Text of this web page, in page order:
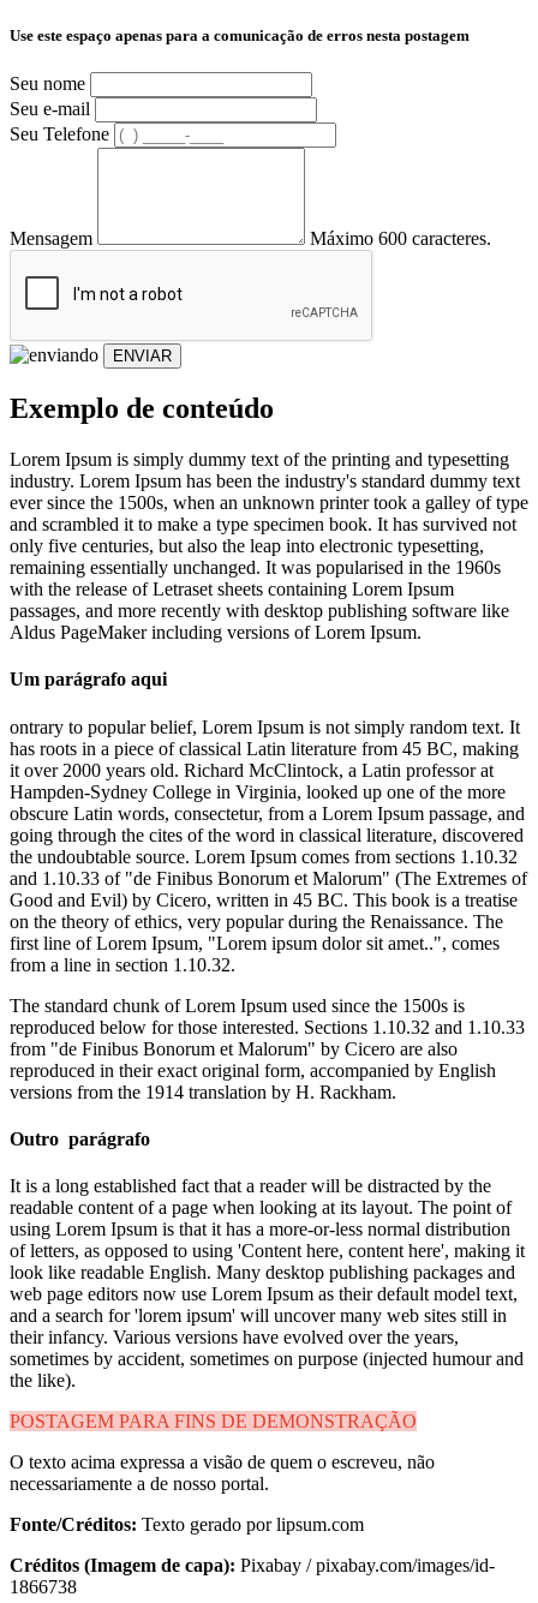
Use este espaço apenas para a comunicação de erros nesta postagem
Seu nome
Seu e-mail
Seu Telefone
Mensagem Máximo 600 caracteres.
ENVIAR
Exemplo de conteúdo
Lorem Ipsum is simply dummy text of the printing and typesetting
industry. Lorem Ipsum has been the industry's standard dummy text
ever since the 1500s, when an unknown printer took a galley of type
and scrambled it to make a type specimen book. It has survived not
only five centuries, but also the leap into electronic typesetting,
remaining essentially unchanged. It was popularised in the 1960s
with the release of Letraset sheets containing Lorem Ipsum
passages, and more recently with desktop publishing software like
Aldus PageMaker including versions of Lorem Ipsum.
Um parágrafo aqui
ontrary to popular belief, Lorem Ipsum is not simply random text. It
has roots in a piece of classical Latin literature from 45 BC, making
it over 2000 years old. Richard McClintock, a Latin professor at
Hampden-Sydney College in Virginia, looked up one of the more
obscure Latin words, consectetur, from a Lorem Ipsum passage, and
going through the cites of the word in classical literature, discovered
the undoubtable source. Lorem Ipsum comes from sections 1.10.32
and 1.10.33 of "de Finibus Bonorum et Malorum" (The Extremes of
Good and Evil) by Cicero, written in 45 BC. This book is a treatise
on the theory of ethics, very popular during the Renaissance. The
first line of Lorem Ipsum, "Lorem ipsum dolor sit amet..", comes
from a line in section 1.10.32.
The standard chunk of Lorem Ipsum used since the 1500s is
reproduced below for those interested. Sections 1.10.32 and 1.10.33
from "de Finibus Bonorum et Malorum" by Cicero are also
reproduced in their exact original form, accompanied by English
versions from the 1914 translation by H. Rackham.
Outro parágrafo
It is a long established fact that a reader will be distracted by the
readable content of a page when looking at its layout. The point of
using Lorem Ipsum is that it has a more-or-less normal distribution
of letters, as opposed to using 'Content here, content here', making it
look like readable English. Many desktop publishing packages and
web page editors now use Lorem Ipsum as their default model text,
and a search for 'lorem ipsum' will uncover many web sites still in
their infancy. Various versions have evolved over the years,
sometimes by accident, sometimes on purpose (injected humour and
the like).
POSTAGEM PARA FINS DE DEMONSTRAÇÃO
O texto acima expressa a visão de quem o escreveu, não
necessariamente a de nosso portal.
Fonte/Créditos: Texto gerado por lipsum.com
Créditos (Imagem de capa): Pixabay / pixabay.com/images/id-
1866738